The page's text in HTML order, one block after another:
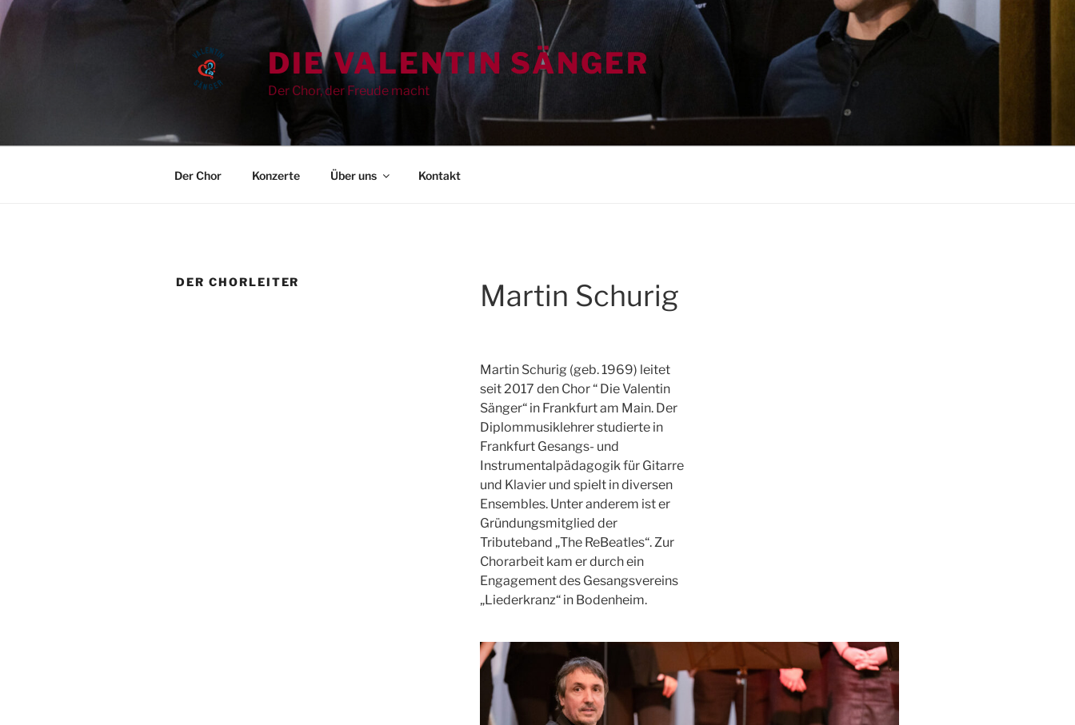
Zum
Inhalt
DIE VALENTIN SÄNGER
Der Chor, der Freude macht
Der Chor Konzerte Über uns Kontakt
DER CHORLEITER Martin Schurig
Martin Schurig (geb. 1969) leitet
seit 2017 den Chor “ Die Valentin
Sänger“ in Frankfurt am Main. Der
Diplommusiklehrer studierte in
Frankfurt Gesangs- und
Instrumentalpädagogik für Gitarre
und Klavier und spielt in diversen
Ensembles. Unter anderem ist er
Gründungsmitglied der
Tributeband „The ReBeatles“. Zur
Chorarbeit kam er durch ein
Engagement des Gesangsvereins
„Liederkranz“ in Bodenheim.